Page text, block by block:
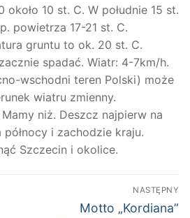
około 10 st. C. W południe 15 st.
powietrza 17-21 st. C.
gruntu to ok. 20 st. C.
spadać. Wiatr: 4-7km/h.
wschodni teren Polski) może
wiatru zmienny.
Mamy niż. Deszcz najpierw na
północy i zachodzie kraju.
Szczecin i okolice.
NASTĘPNY
Następny
Motto „Kordiana”